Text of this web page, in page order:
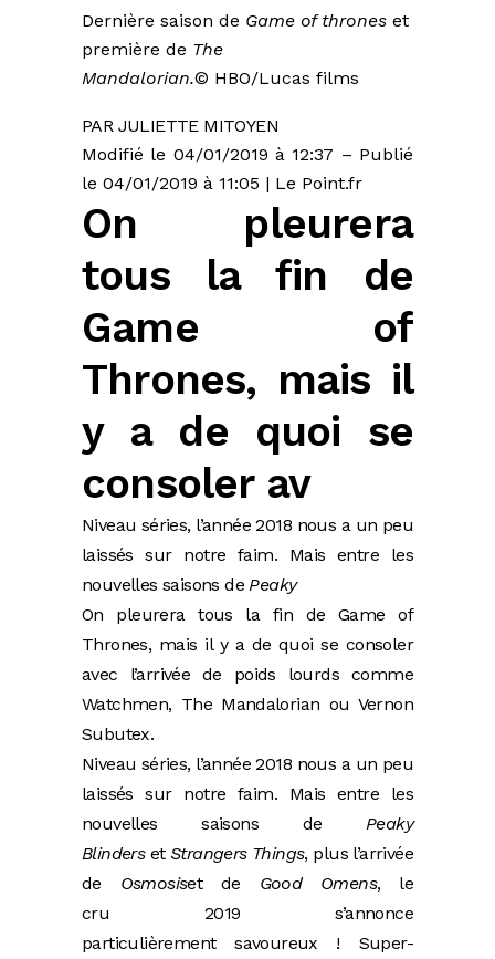
Dernière saison de Game of thrones et
première de The
Mandalorian.© HBO/Lucas films
PAR JULIETTE MITOYEN
Modifié le 04/01/2019 à 12:37 – Publié
le 04/01/2019 à 11:05 | Le Point.fr
On pleurera
tous la fin de
Game of
Thrones, mais il
y a de quoi se
consoler av
Niveau séries, l’année 2018 nous a un peu
laissés sur notre faim. Mais entre les
nouvelles saisons dePeaky
On pleurera tous la fin de Game of
Thrones, mais il y a de quoi se consoler
avec l’arrivée de poids lourds comme
Watchmen, The Mandalorian ou Vernon
Subutex.
Niveau séries, l’année 2018 nous a un peu
laissés sur notre faim. Mais entre les
nouvelles saisons de Peaky
Blinderset Strangers Things, plus l’arrivée
de Osmosiset de Good Omens, le
cru 2019 s’annonce
particulièrement savoureux ! Super-